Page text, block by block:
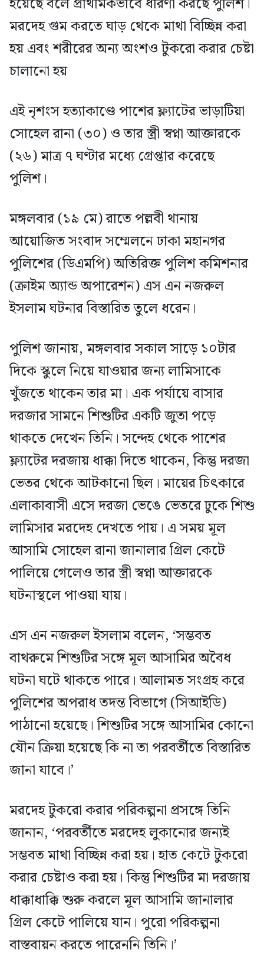
মরদেহ গুম করতে ঘাড় থেকে মাথা বিচ্ছিন্ন করা
হয় এবং শরীরের অন্য অংশও টুকরো করার চেষ্টা
চালানো হয়
এই নৃশংস হত্যাকাণ্ডে পাশের ফ্ল্যাটের ভাড়াটিয়া
সোহেল রানা (৩০) ও তার স্ত্রী স্বপ্না আক্তারকে
(২৬) মাত্র ৭ ঘণ্টার মধ্যে গ্রেপ্তার করেছে
পুলিশ।
মঙ্গলবার (১৯ মে) রাতে পল্লবী থানায়
আয়োজিত সংবাদ সম্মেলনে ঢাকা মহানগর
পুলিশের (ডিএমপি) অতিরিক্ত পুলিশ কমিশনার
(ক্রাইম অ্যান্ড অপারেশন) এস এন নজরুল
ইসলাম ঘটনার বিস্তারিত তুলে ধরেন।
পুলিশ জানায়, মঙ্গলবার সকাল সাড়ে ১০টার
দিকে স্কুলে নিয়ে যাওয়ার জন্য লামিসাকে
খুঁজতে থাকেন তার মা। এক পর্যায়ে বাসার
দরজার সামনে শিশুটির একটি জুতা পড়ে
থাকতে দেখেন তিনি। সন্দেহ থেকে পাশের
ফ্ল্যাটের দরজায় ধাক্কা দিতে থাকেন, কিন্তু দরজা
ভেতর থেকে আটকানো ছিল। মায়ের চিৎকারে
এলাকাবাসী এসে দরজা ভেঙে ভেতরে ঢুকে শিশু
লামিসার মরদেহ দেখতে পায়। এ সময় মূল
আসামি সোহেল রানা জানালার গ্রিল কেটে
পালিয়ে গেলেও তার স্ত্রী স্বপ্না আক্তারকে
ঘটনাস্থলে পাওয়া যায়।
এস এন নজরুল ইসলাম বলেন, ‘সম্ভবত
বাথরুমে শিশুটির সঙ্গে মূল আসামির অবৈধ
ঘটনা ঘটে থাকতে পারে। আলামত সংগ্রহ করে
পুলিশের অপরাধ তদন্ত বিভাগে (সিআইডি)
পাঠানো হয়েছে। শিশুটির সঙ্গে আসামির কোনো
যৌন ক্রিয়া হয়েছে কি না তা পরবর্তীতে বিস্তারিত
জানা যাবে।’
মরদেহ টুকরো করার পরিকল্পনা প্রসঙ্গে তিনি
জানান, ‘পরবর্তীতে মরদেহ লুকানোর জন্যই
সম্ভবত মাথা বিচ্ছিন্ন করা হয়। হাত কেটে টুকরো
করার চেষ্টাও করা হয়। কিন্তু শিশুটির মা দরজায়
ধাক্কাধাক্কি শুরু করলে মূল আসামি জানালার
গ্রিল কেটে পালিয়ে যান। পুরো পরিকল্পনা
বাস্তবায়ন করতে পারেননি তিনি।’